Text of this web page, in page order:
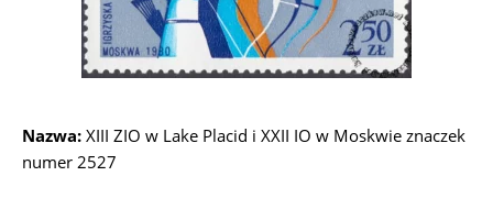
Nazwa: XIII ZIO w Lake Placid i XXII IO w Moskwie znaczek
numer 2527